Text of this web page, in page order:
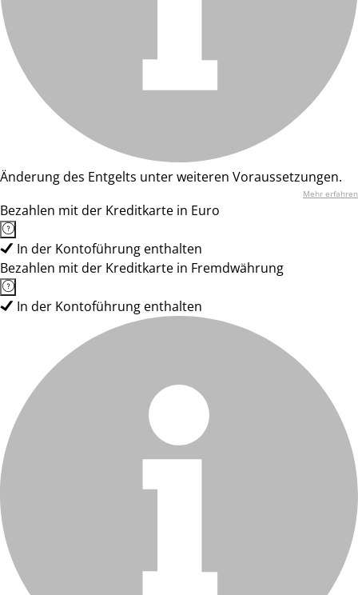
Änderung des Entgelts unter weiteren Voraussetzungen.
Mehr erfahren
Bezahlen mit der Kreditkarte in Euro
In der Kontoführung enthalten
Bezahlen mit der Kreditkarte in Fremdwährung
In der Kontoführung enthalten